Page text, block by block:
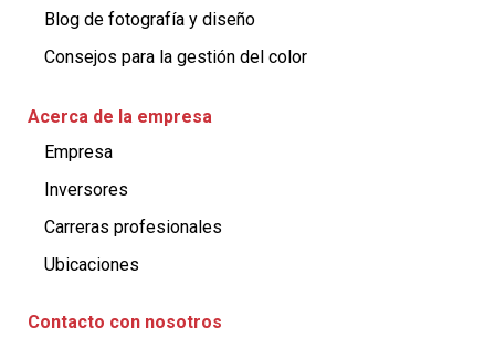
Blog de fotografía y diseño
Consejos para la gestión del color
Acerca de la empresa
Empresa
Inversores
Carreras profesionales
Ubicaciones
Contacto con nosotros